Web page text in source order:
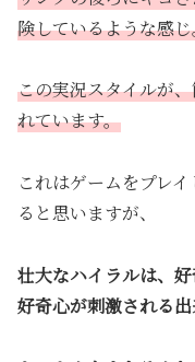
険しているような感
この実況スタイルが
れています。
これはゲームをプレ
ると思いますが、
壮大なハイラルは、
好奇心が刺激される出